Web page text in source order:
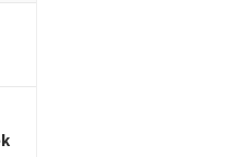
Warga